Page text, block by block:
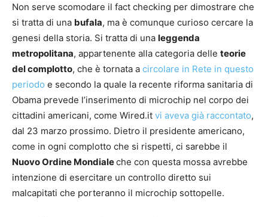
Non serve scomodare il fact checking per dimostrare che
si tratta di una bufala, ma è comunque curioso cercare la
genesi della storia. Si tratta di una leggenda
metropolitana, appartenente alla categoria delle teorie
del complotto, che è tornata a circolare in Rete in questo
periodo e secondo la quale la recente riforma sanitaria di
Obama prevede l’inserimento di microchip nel corpo dei
cittadini americani, come Wired.it vi aveva già raccontato,
dal 23 marzo prossimo. Dietro il presidente americano,
come in ogni complotto che si rispetti, ci sarebbe il
Nuovo Ordine Mondialeche con questa mossa avrebbe
intenzione di esercitare un controllo diretto sui
malcapitati che porteranno il microchip sottopelle.